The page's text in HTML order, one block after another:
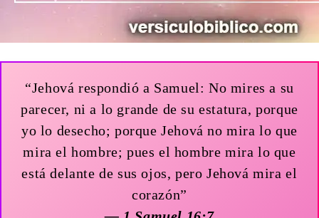
“Jehová respondió a Samuel: No mires a su
parecer, ni a lo grande de su estatura, porque
yo lo desecho; porque Jehová no mira lo que
mira el hombre; pues el hombre mira lo que
está delante de sus ojos, pero Jehová mira el
corazón”